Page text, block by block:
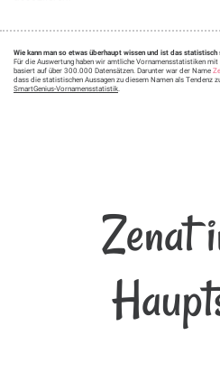
Wie kann man so etwas überhaupt wissen und ist das statistisch
Für die Auswertung haben wir amtliche Vornamensstatistiken
basiert auf über 300.000 Datensätzen. Darunter war der Name
dass die statistischen Aussagen zu diesem Namen als Tendenz
SmartGenius-Vornamensstatistik.
Zenat